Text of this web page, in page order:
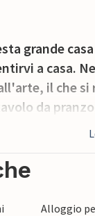
grande
a casa.
il che
da
al 1° piano
di che
Alloggio